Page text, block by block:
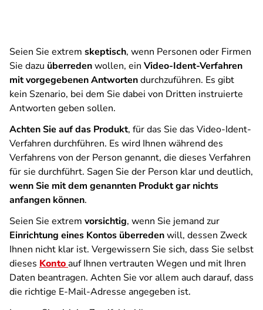
Seien Sie extrem skeptisch, wenn Personen oder Firmen
Sie dazu überredenwollen, ein Video-Ident-Verfahren
mit vorgegebenen Antwortendurchzuführen. Es gibt
kein Szenario, bei dem Sie dabei von Dritten instruierte
Antworten geben sollen.
Achten Sie auf das Produkt, für das Sie das Video-Ident-
Verfahren durchführen. Es wird Ihnen während des
Verfahrens von der Person genannt, die dieses Verfahren
für sie durchführt. Sagen Sie der Person klar und deutlich,
wenn Sie mit dem genannten Produkt gar nichts
anfangen können.
Seien Sie extrem vorsichtig, wenn Sie jemand zur
Einrichtung eines Kontos überredenwill, dessen Zweck
Ihnen nicht klar ist. Vergewissern Sie sich, dass Sie selbst
dieses Kontoauf Ihnen vertrauten Wegen und mit Ihren
Daten beantragen. Achten Sie vor allem auch darauf, dass
die richtige E-Mail-Adresse angegeben ist.